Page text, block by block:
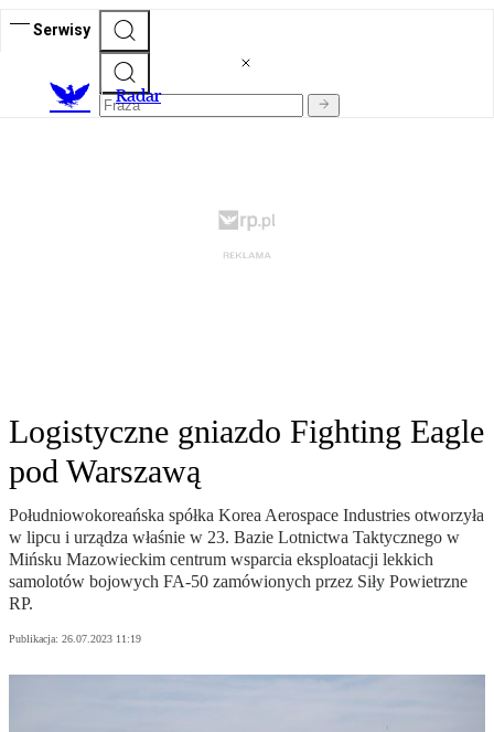
Serwisy
Radar
Logistyczne gniazdo Fighting Eagle
pod Warszawą
Południowokoreańska spółka Korea Aerospace Industries otworzyła
w lipcu i urządza właśnie w 23. Bazie Lotnictwa Taktycznego w
Mińsku Mazowieckim centrum wsparcia eksploatacji lekkich
samolotów bojowych FA-50 zamówionych przez Siły Powietrzne
RP.
Publikacja: 26.07.2023 11:19